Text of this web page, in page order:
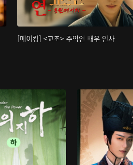
[메이킹] <교초> 주익연 배우 인사